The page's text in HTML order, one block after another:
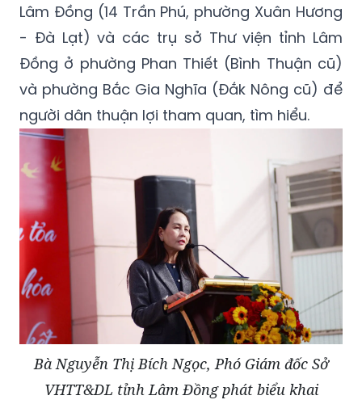
Lâm Đồng (14 Trần Phú, phường Xuân Hương
- Đà Lạt) và các trụ sở Thư viện tỉnh Lâm
Đồng ở phường Phan Thiết (Bình Thuận cũ)
và phường Bắc Gia Nghĩa (Đắk Nông cũ) để
người dân thuận lợi tham quan, tìm hiểu.
Bà Nguyễn Thị Bích Ngọc, Phó Giám đốc Sở
VHTT&DL tỉnh Lâm Đồng phát biểu khai